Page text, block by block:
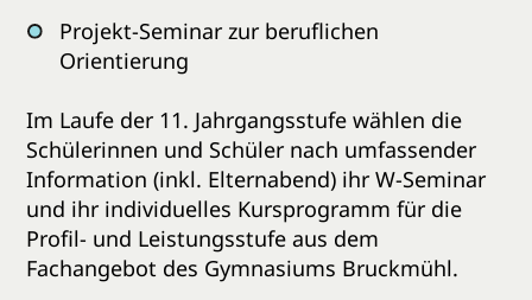
Projekt-Seminar zur beruflichen
Orientierung
Im Laufe der 11. Jahrgangsstufe wählen die
Schülerinnen und Schüler nach umfassender
Information (inkl. Elternabend) ihr W-Seminar
und ihr individuelles Kursprogramm für die
Profil- und Leistungsstufe aus dem
Fachangebot des Gymnasiums Bruckmühl.